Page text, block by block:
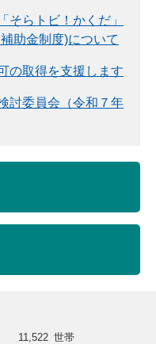
そらトビ！かくだ」
助金制度)について
の取得を支援します
討委員会（令和７年
11,522 世帯